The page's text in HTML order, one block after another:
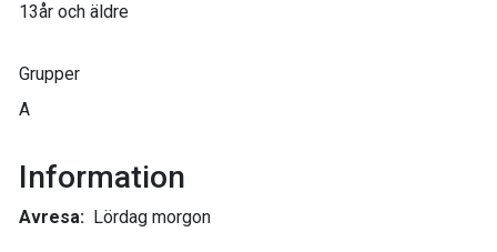
13år och äldre
Grupper
A
Information
Avresa: Lördag morgon